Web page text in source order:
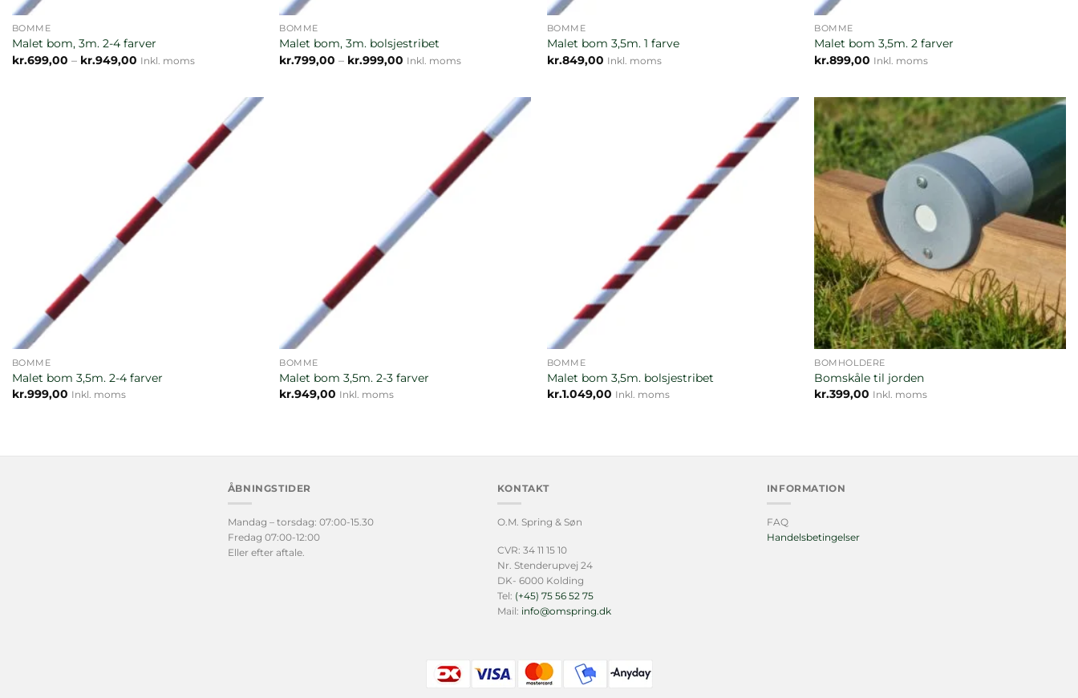
BOMME
Malet bom, 3m. 2-4 farver
kr.699,00 – kr.949,00Prisinterval:
Inkl. moms
BOMME
Malet bom, 3m. bolsjestribet
kr.799,00 – kr.999,00 Prisinterval:
Inkl. moms
BOMME
Malet bom 3,5m. 1 farve
kr.849,00 Inkl. moms
BOMME
Malet bom 3,5m. 2 farver
kr.899,00 Inkl. moms
BOMME
Malet bom 3,5m. 2-4 farver
kr.999,00 Inkl. moms
BOMME
Malet bom 3,5m. 2-3 farver
kr.949,00 Inkl. moms
BOMME
Malet bom 3,5m. bolsjestribet
kr.1.049,00 Inkl. moms
BOMHOLDERE
Bomskåle til jorden
kr.399,00 Inkl. moms
ÅBNINGSTIDER
Mandag – torsdag: 07:00-15.30
Fredag 07:00-12:00
Eller efter aftale.
KONTAKT
O.M. Spring & Søn
CVR: 34 11 15 10
Nr. Stenderupvej 24
DK- 6000 Kolding
Tel: (+45) 75 56 52 75
Mail: info@omspring.dk
INFORMATION
FAQ
Handelsbetingelser